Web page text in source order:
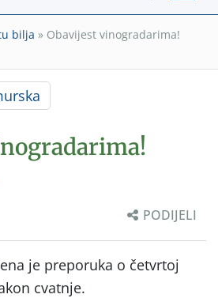
bilja » Obavijest vinogradarima!
PODIJELI
je preporuka o četvrtoj
cvatnje.